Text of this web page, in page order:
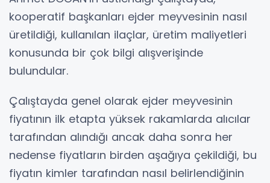
kooperatif başkanları ejder meyvesinin nasıl
üretildiği, kullanılan ilaçlar, üretim maliyetleri
konusunda bir çok bilgi alışverişinde
bulundular.
Çalıştayda genel olarak ejder meyvesinin
fiyatının ilk etapta yüksek rakamlarda alıcılar
tarafından alındığı ancak daha sonra her
nedense fiyatların birden aşağıya çekildiği, bu
fiyatın kimler tarafından nasıl belirlendiğinin